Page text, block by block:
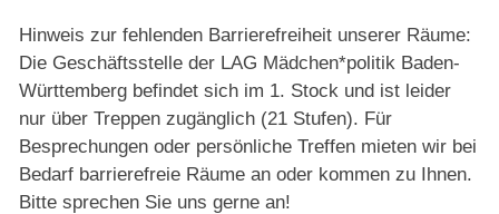
Hinweis zur fehlenden Barrierefreiheit unserer Räume:
Die Geschäftsstelle der LAG Mädchen*politik Baden-
Württemberg befindet sich im 1. Stock und ist leider
nur über Treppen zugänglich (21 Stufen). Für
Besprechungen oder persönliche Treffen mieten wir bei
Bedarf barrierefreie Räume an oder kommen zu Ihnen.
Bitte sprechen Sie uns gerne an!